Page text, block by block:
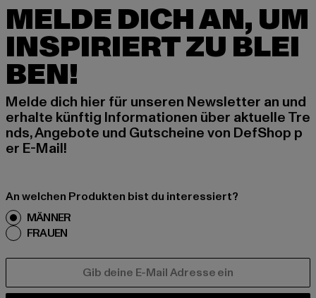
MELDE DICH AN, UM
INSPIRIERT ZU BLEI
BEN!
Melde dich hier für unseren Newsletter an und
erhalte künftig Informationen über aktuelle Tre
nds, Angebote und Gutscheine von DefShop p
er E-Mail!
An welchen Produkten bist du interessiert?
MÄNNER
FRAUEN